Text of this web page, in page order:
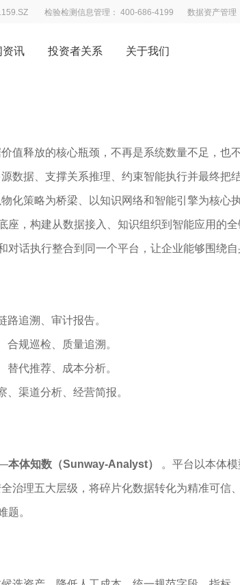
检验检测信息管理： 400-686-4199 数据资产管理
资讯 投资者关系 关于我们
值释放的核心瓶颈，不再是系统数量不足，也
数据、支撑关系推理、约束智能执行并最终把
化策略为桥梁、以知识网络和智能引擎为核
座，构建从数据接入、知识组织到智能应用的
话执行整合到同一个平台，让企业能够围绕自
追溯、审计报告。
规巡检、质量追溯。
代推荐、成本分析。
渠道分析、经营简报。
本体知数（Sunway-Analyst） 。平台以本体
治理五大层级，将碎片化数据转化为精准可信
题。